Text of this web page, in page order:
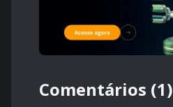
Comentários (1)